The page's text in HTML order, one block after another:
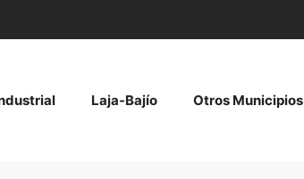
Laja-Bajío Otros Municipios